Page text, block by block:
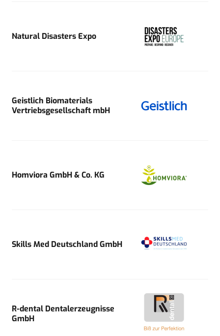
Natural Disasters Expo
Geistlich Biomaterials
Vertriebsgesellschaft mbH
Homviora GmbH & Co. KG
Skills Med Deutschland GmbH
R-dental Dentalerzeugnisse
GmbH